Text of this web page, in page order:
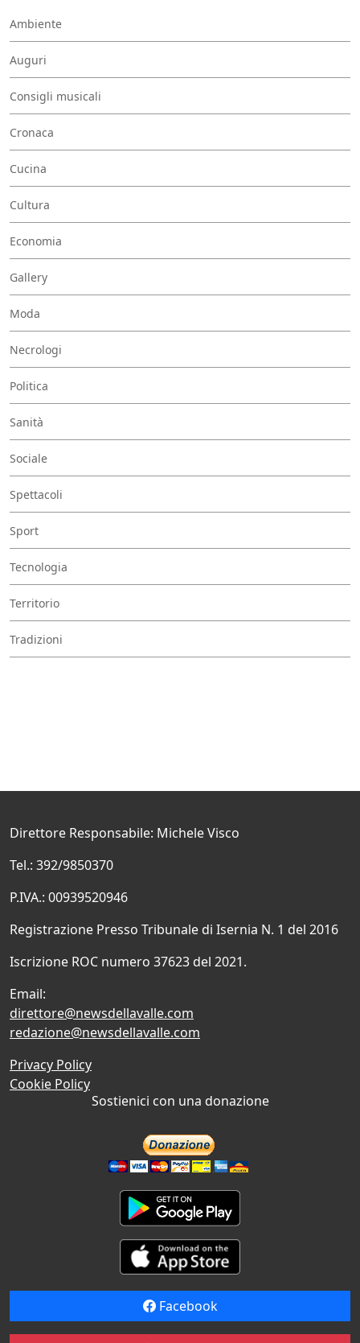
Ambiente
Auguri
Consigli musicali
Cronaca
Cucina
Cultura
Economia
Gallery
Moda
Necrologi
Politica
Sanità
Sociale
Spettacoli
Sport
Tecnologia
Territorio
Tradizioni
Direttore Responsabile: Michele Visco
Tel.: 392/9850370
P.IVA.: 00939520946
Registrazione Presso Tribunale di Isernia N. 1 del 2016
Iscrizione ROC numero 37623 del 2021.
Email:
direttore@newsdellavalle.com
redazione@newsdellavalle.com
Privacy Policy
Cookie Policy
Sostienici con una donazione
Facebook